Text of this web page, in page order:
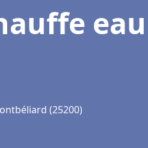
eau
(25200)